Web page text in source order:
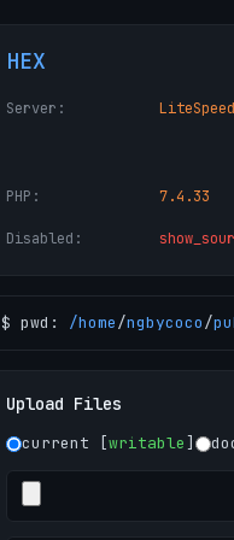
HEX
Server: LiteSpeed
PHP: 7.4.33
Disabled:
$ pwd: /home/ngbycoco/
Upload Files
current [writable]